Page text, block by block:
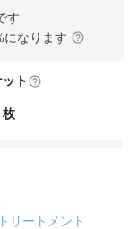
す
になります
ト
枚
リートメント